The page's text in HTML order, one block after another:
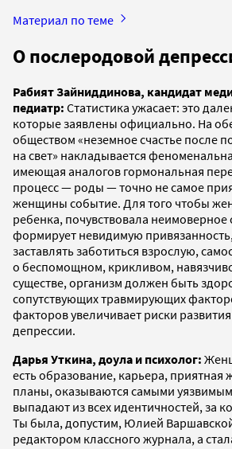
Материал по теме
О послеродовой
Рабият Зайниддинова, кандидат
педиатр: Статистика ужасает: это
которые заявлены официально. На
обществом «неземное счастье после
на свет» накладывается
имеющая аналогов гормональная
процесс — роды — точно не самое
женщины событие. Для того чтобы
ребенка, почувствовала неимоверное
формирует невидимую
заставлять заботиться взрослую,
о беспомощном, крикливом,
существе, организм должен быть
сопутствующих травмирующих
факторов увеличивает риски
депрессии.
Дарья Уткина, доула и психолог:
есть образование, карьера, приятная
планы, оказываются самыми
выпадают из всех идентичностей, за
Ты была, допустим, Юлией
редактором классного журнала, а